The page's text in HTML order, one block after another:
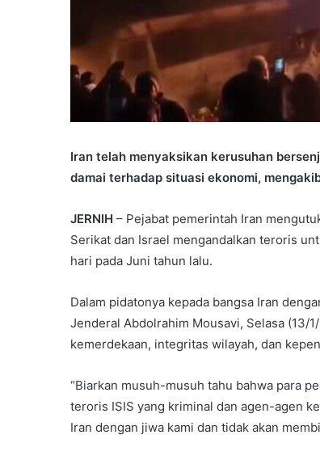
Iran telah menyaksikan kerusuhan
damai terhadap situasi ekonomi,
JERNIH – Pejabat pemerintah Iran
Serikat dan Israel mengandalkan teroris
hari pada Juni tahun lalu.
Dalam pidatonya kepada bangsa Iran
Jenderal Abdolrahim Mousavi, Selasa (13/
kemerdekaan, integritas wilayah, dan
“Biarkan musuh-musuh tahu bahwa para
teroris ISIS yang kriminal dan agen-agen
Iran dengan jiwa kami dan tidak akan